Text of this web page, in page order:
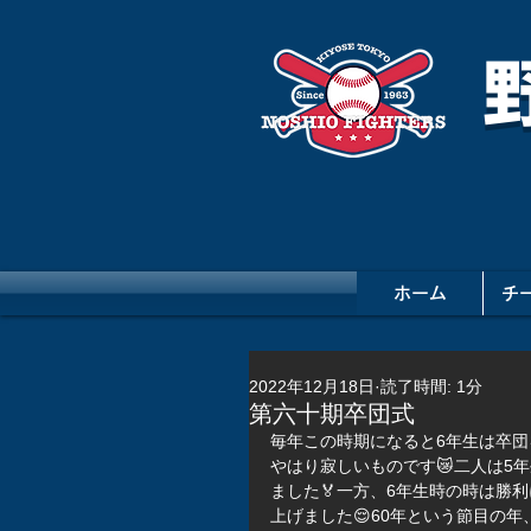
ホーム チ
第六十期卒団式
2022年12月18日 読了時間: 1分
毎年この時期になると6年生は卒
やはり寂しいものです😿二人は5
ました🏅一方、6年生時の時は勝
上げました😌60年という節目の